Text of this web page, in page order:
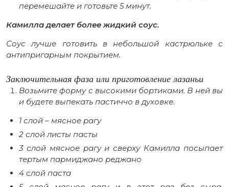
перемешайте и готовьте 5 минут.
Камилла делает более жидкий соус.
Соус лучше готовить в небольшой кастрюльке с
антипригарным покрытием.
Заключительная фаза или приготовление лазаньи
Возьмите форму с высокими бортиками. В ней вы
и будете выпекать пастиччо в духовке.
1 слой – мясное рагу
2 слой листы пасты
3 слой мясное рагу и сверху Камилла посыпает
тертым пармиджано реджано
4 слой паста